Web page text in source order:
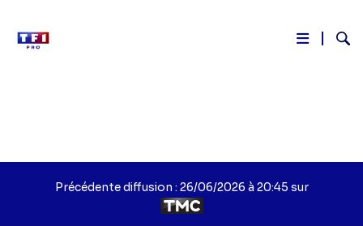
Précédente diffusion : 26/06/2026 à 20:45 sur